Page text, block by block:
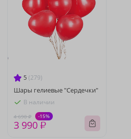
5 (279)
Шары гелиевые "Сердечки"
В наличии
4 690 ₽ -15%
3 990 ₽